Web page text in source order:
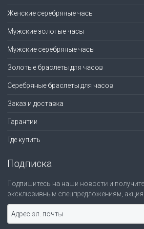
Женские серебряные часы
Мужские золотые часы
Мужские серебряные часы
Золотые браслеты для часов
Серебряные браслеты для часов
Заказ и доставка
Гарантии
Где купить
Подписка
Подпишитесь на наши новости и
эксклюзивным спецпредложениям,